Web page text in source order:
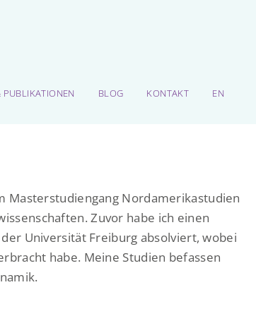
PUBLIKATIONEN BLOG KONTAKT EN
Masterstudiengang Nordamerikastudien
Zuvor habe ich einen
Universität Freiburg absolviert, wobei
habe. Meine Studien befassen